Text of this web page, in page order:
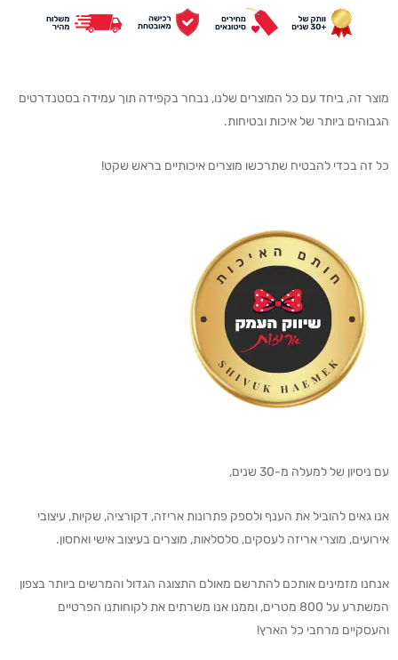
מוצר זה, ביחד עם כל המוצרים שלנו, נבחר בקפידה תוך עמידה בסטנדרטים
הגבוהים ביותר של איכות ובטיחות.
כל זה בכדי להבטיח שתרכשו מוצרים איכותיים בראש שקט!
עם ניסיון של למעלה מ-30 שנים,
אנו גאים להוביל את הענף ולספק פתרונות אריזה, דקורציה, שקיות, עיצובי
אירועים, מוצרי אריזה לעסקים, סלסלאות, מוצרים בעיצוב אישי ואחסון.
אנחנו מזמינים אותכם להתרשם מאולם התצוגה הגדול והמרשים ביותר בצפון
המשתרע על 800 מטרים, וממנו אנו משרתים את לקוחותנו הפרטיים
והעסקיים מרחבי כל הארץ!